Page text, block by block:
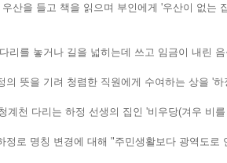
산을 들고 책을 읽으며 부인에게 '우산이 없는
리를 놓거나 길을 넓히는데 쓰고 임금이 내린
의 뜻을 기려 청렴한 직원에게 수여하는 상을 '
계천 다리는 하정 선생의 집인 '비우당(겨우 비
정로 명칭 변경에 대해 "주민생활보다 광역도